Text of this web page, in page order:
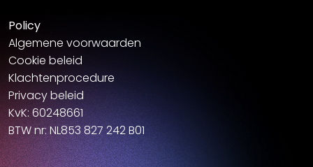
Policy
Algemene voorwaarden
Cookie beleid
Klachtenprocedure
Privacy beleid
KvK: 60248661
BTW nr: NL853 827 242 B01